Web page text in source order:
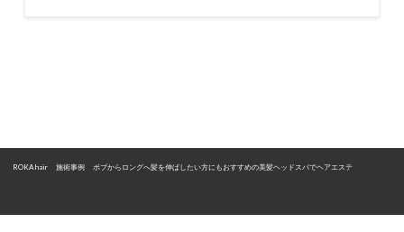
ROKA hair 施術事例 ボブからロングへ髪を伸ばしたい方にもおすすめの美髪ヘッドスパでヘアエステ